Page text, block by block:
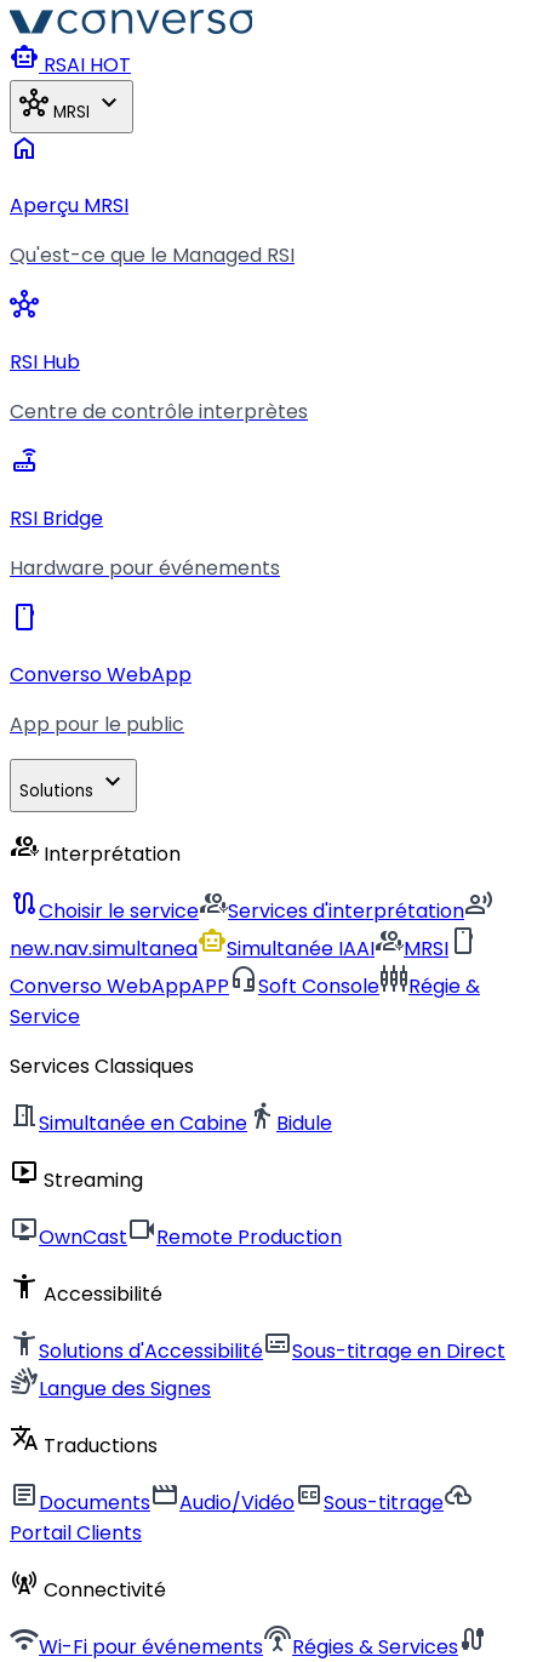
Aller au contenu principal
smart_toy RSAI HOT
hub MRSI expand_more
home
Aperçu MRSI
Qu'est-ce que le Managed RSI
hub
RSI Hub
Centre de contrôle interprètes
router
RSI Bridge
Hardware pour événements
smartphone
Converso WebApp
App pour le public
Solutions expand_more
interpreter_mode Interprétation
routeChoisir le serviceinterpreter_modeServices d'interprétationrecord_voice_over
new.nav.simultaneasmart_toySimultanée IAAIinterpreter_modeMRSI smartphone
Converso WebAppAPPheadset_micSoft Consolesettings_input_componentRégie &
Service
Services Classiques
meeting_roomSimultanée en Cabine directions_walk Bidule
live_tv Streaming
live_tvOwnCastvideocamRemote Production
accessibility_new Accessibilité
accessibility_newSolutions d'AccessibilitésubtitlesSous-titrage en Direct
sign_languageLangue des Signes
translate Traductions
articleDocumentsmovieAudio/Vidéoclosed_captionSous-titragecloud_upload
Portail Clients
cell_tower Connectivité
wifiWi-Fi pour événementssettings_input_antennaRégies & Servicescable